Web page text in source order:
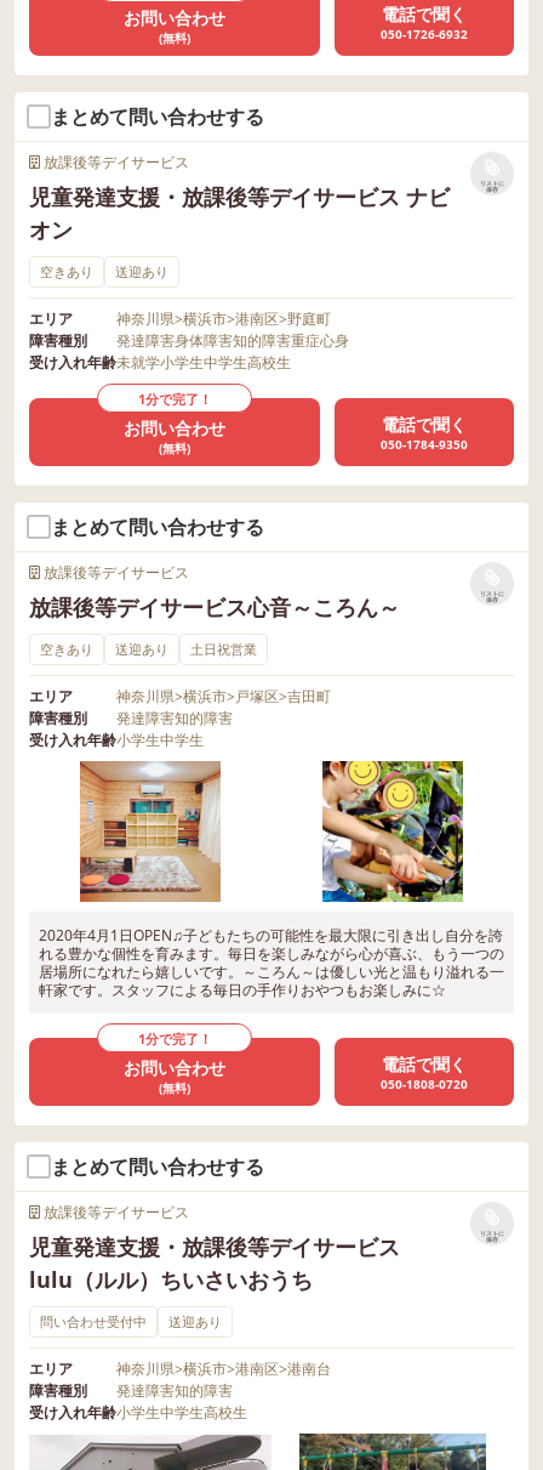
お問い合わせ
(無料)
電話で聞く
050-1726-6932
まとめて問い合わせする
放課後等デイサービス
児童発達支援・放課後等デイサービス ナビ
オン
リストに
保存
空きあり 送迎あり
エリア 神奈川県>横浜市>港南区>野庭町
障害種別
発達障害身体障害知的障害重症心身
受け入れ年齢未就学小学生中学生高校生
1分で完了！
お問い合わせ
(無料)
電話で聞く
050-1784-9350
まとめて問い合わせする
放課後等デイサービス
放課後等デイサービス心音～ころん～
リストに
保存
空きあり 送迎あり 土日祝営業
エリア 神奈川県>横浜市>戸塚区>吉田町
障害種別
発達障害知的障害
受け入れ年齢小学生中学生
2020年4月1日OPEN♫子どもたちの可能性を最大限に引き出し自分を誇
れる豊かな個性を育みます。毎日を楽しみながら心が喜ぶ、もう一つの
居場所になれたら嬉しいです。～ころん～は優しい光と温もり溢れる一
軒家です。スタッフによる毎日の手作りおやつもお楽しみに☆
1分で完了！
お問い合わせ
(無料)
電話で聞く
050-1808-0720
まとめて問い合わせする
放課後等デイサービス
児童発達支援・放課後等デイサービス
lulu（ルル）ちいさいおうち
リストに
保存
問い合わせ受付中 送迎あり
エリア 神奈川県>横浜市>港南区>港南台
障害種別
発達障害知的障害
受け入れ年齢小学生中学生高校生